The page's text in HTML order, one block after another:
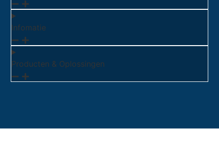
Infomatie
Producten & Oplossingen